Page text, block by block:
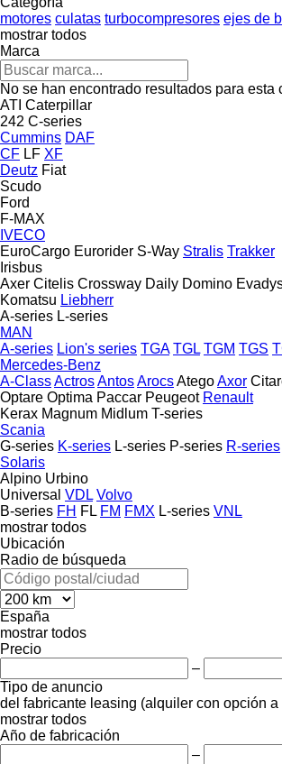
motores culatas turbocompresores ejes de
mostrar todos
Marca
No se han encontrado resultados para esta
ATI Caterpillar
242 C-series
Cummins DAF
CF LF XF
Deutz Fiat
Scudo
Ford
F-MAX
IVECO
EuroCargo Eurorider S-Way Stralis Trakker
Irisbus
Axer Citelis Crossway Daily Domino
Komatsu Liebherr
A-series L-series
MAN
A-series Lion's series TGA TGL TGM TGS
Mercedes-Benz
A-ClassActrosAntosArocsAtegoAxor
Optare Optima Paccar Peugeot Renault
Kerax Magnum Midlum T-series
Scania
G-series K-series L-series P-series R-series
Solaris
Alpino Urbino
Universal VDL Volvo
B-series FH FL FM FMX L-series VNL
mostrar todos
Ubicación
Radio de búsqueda
España
mostrar todos
Precio
–
Tipo de anuncio
del fabricante leasing (alquiler con opción a
mostrar todos
Año de fabricación
–